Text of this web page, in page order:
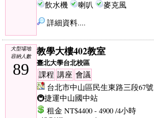
飲水機
喇叭
麥克風
詳細資料....
大型場地
容納人數
89
教學大樓402教室
臺北大學台北校區
課程 講座 會議
台北市中山區民生東路三段67號
🚇捷運中山國中站
租金 NT$4400 - 4900 /4小時